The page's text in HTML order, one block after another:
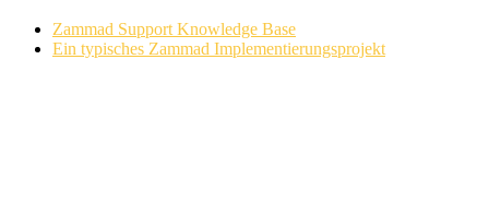
Zammad Support Knowledge Base
Ein typisches Zammad Implementierungsprojekt